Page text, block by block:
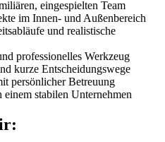
eingespielten Team
im Innen- und Außenbereich
und realistische
professionelles Werkzeug
kurze Entscheidungswege
persönlicher Betreuung
stabilen Unternehmen